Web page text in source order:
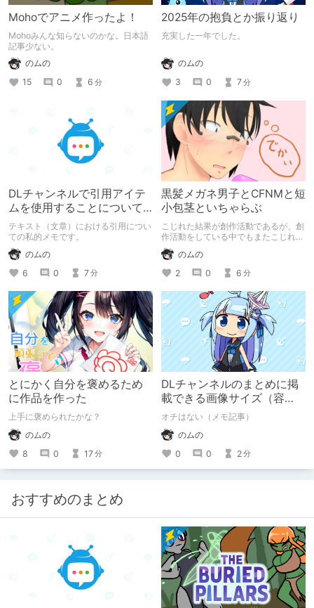
Mohoでアニメ作ったよ！
Mohoみんな知らないのかな。日本語
記事少ない。
のムの
15
0 6 分
2025年の抱負とか振り返り
充実した一年でした。
のムの
3
0 7分
DLチャンネルで引用アイテ
ムを使用することについて
のメモ
テキスト（文章）における引用につい
ての私的メモです。
のムの
6
0 7分
黒髪メガネ男子とCFNMと短
小包茎といちゃらぶ
こじれた結果が創作活動であるが、創
作活動をしている中でもまたこじれて
いる。誰かたしゅけて……。
のムの
2
0 6 分
とにかく自分を褒めるため
に作品を作った
上手に褒められたかな？
のムの
8
0 17分
DLチャンネルのまとめに掲
載できる画像サイズ（容
量）はいくつなのか？
オチはない（メモ記事）
のムの
0
0 2分
おすすめのまとめ